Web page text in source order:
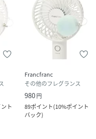
が当たる箇所には絶対
付けてください。
と干渉し音が鳴る場合
の羽にあたる場合が
する場合は、フレグラ
ります。
ト
Francfranc
その他のフレグランス
980円
89ポイント(10%ポイント
バック)